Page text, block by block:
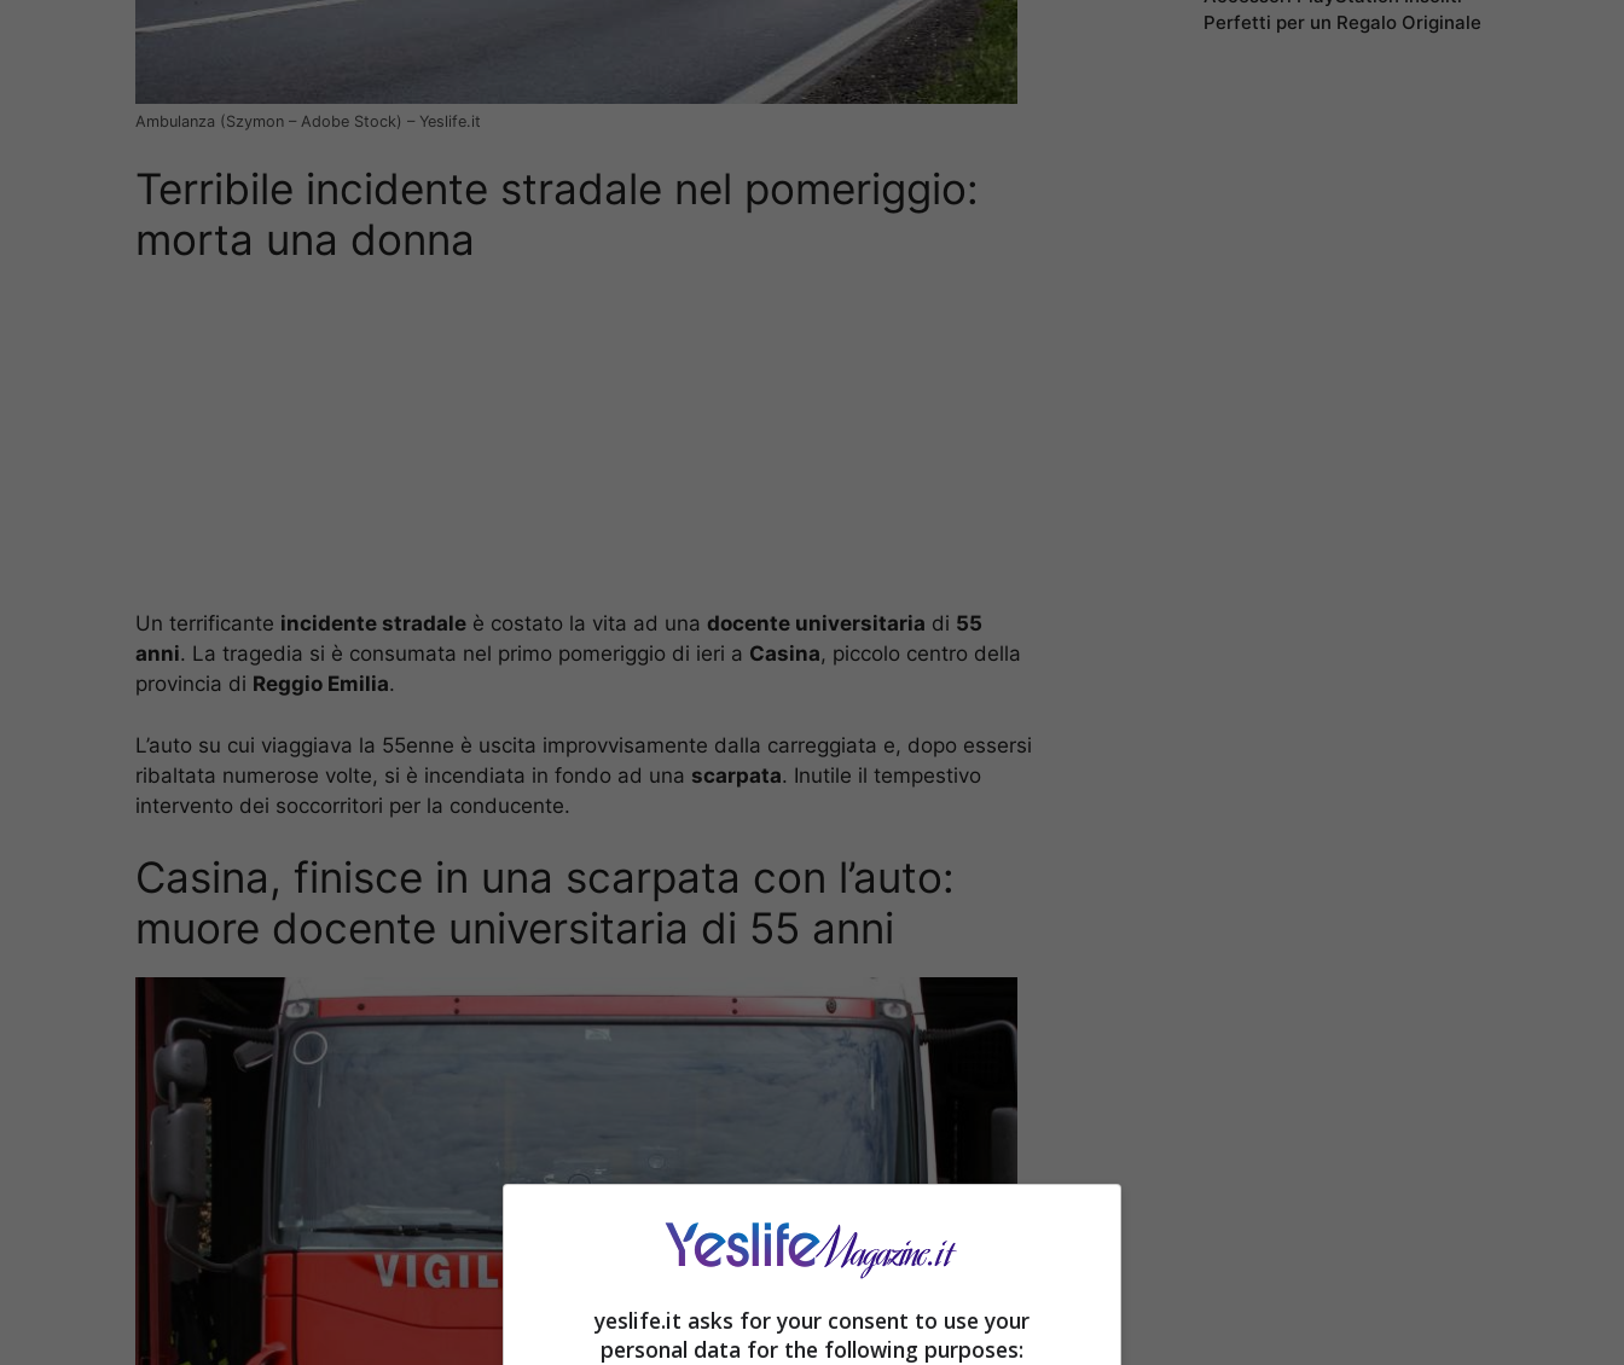
Ambulanza (Szymon – Adobe Stock) – Yeslife.it
Terribile incidente stradale nel pomeriggio:
morta una donna
Un terrificante incidente stradale è costato la vita ad una docente universitaria di 55
anni. La tragedia si è consumata nel primo pomeriggio di ieri a Casina, piccolo centro della
provincia di Reggio Emilia.
L’auto su cui viaggiava la 55enne è uscita improvvisamente dalla carreggiata e, dopo essersi
ribaltata numerose volte, si è incendiata in fondo ad una scarpata. Inutile il tempestivo
intervento dei soccorritori per la conducente.
Casina, finisce in una scarpata con l’auto:
muore docente universitaria di 55 anni
Perfetti per un Regalo Originale
yeslife.it asks for your consent to use your
personal data for the following purposes: